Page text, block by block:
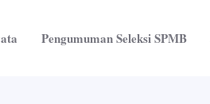
Pengumuman Seleksi SPMB